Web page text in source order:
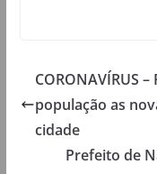
CORONAVÍRUS
população as
cidade
Prefeito de